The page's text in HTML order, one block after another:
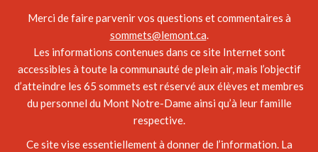
Merci de faire parvenir vos questions et commentaires à
sommets@lemont.ca.
Les informations contenues dans ce site Internet sont
accessibles à toute la communauté de plein air, mais l’objectif
d’atteindre les 65 sommets est réservé aux élèves et membres
du personnel du Mont Notre-Dame ainsi qu’à leur famille
respective.
Ce site vise essentiellement à donner de l’information. La